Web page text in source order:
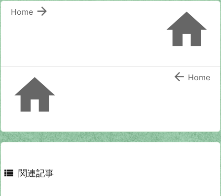


Home
  Home
 関連記事